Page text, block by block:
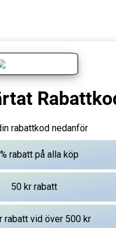
rabattkod nedanför